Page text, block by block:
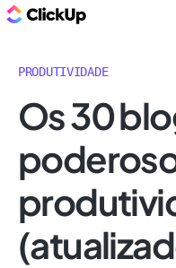
PRODUTIVIDADE
Os 30